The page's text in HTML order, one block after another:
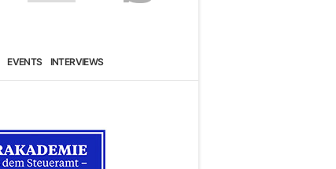
EVENTS INTERVIEWS